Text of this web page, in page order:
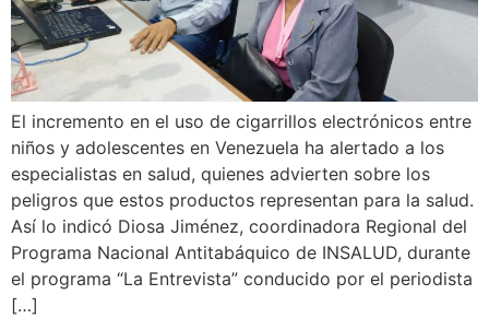
El incremento en el uso de cigarrillos electrónicos entre
niños y adolescentes en Venezuela ha alertado a los
especialistas en salud, quienes advierten sobre los
peligros que estos productos representan para la salud.
Así lo indicó Diosa Jiménez, coordinadora Regional del
Programa Nacional Antitabáquico de INSALUD, durante
el programa “La Entrevista” conducido por el periodista
[…]